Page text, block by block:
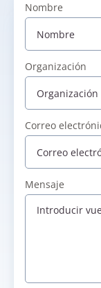
Nombre
Organización
Correo
Mensaje